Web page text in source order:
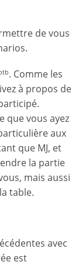
de vous
. Comme les
à propos de
que vous ayez
aux
que MJ, et
la partie
mais aussi
table.
avec
est